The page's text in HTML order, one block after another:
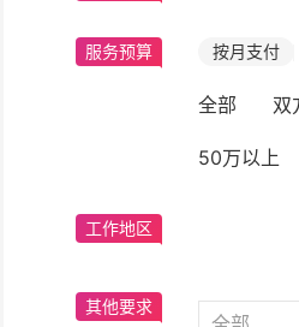
服务预算 按月支付
全部 双
50万以上
工作地区
其他要求